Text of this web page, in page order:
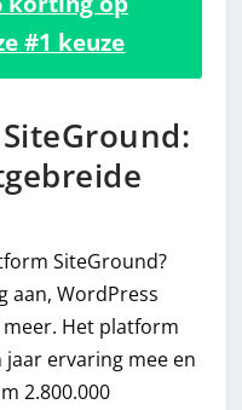
#1 keuze
SiteGround?
aan, WordPress
Het platform
ervaring mee en
2.800.000